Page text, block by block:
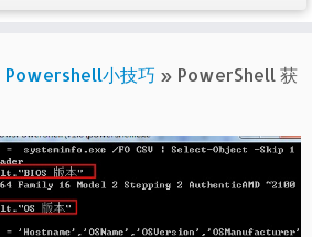
Powershell小技巧 » PowerShell 获